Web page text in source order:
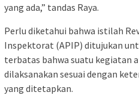
yang ada,” tandas Raya.
Perlu diketahui bahwa istilah
Inspektorat (APIP) ditujukan
terbatas bahwa suatu kegiatan
dilaksanakan sesuai dengan
yang ditetapkan.